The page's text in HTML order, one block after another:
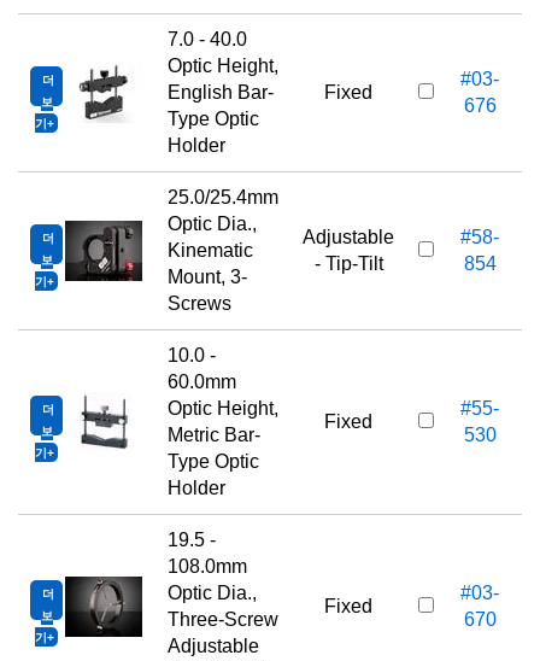
더
보
기
7.0 - 40.0
Optic Height,
English Bar-
Type Optic
Holder
Fixed
#03-
676
더
보
기
25.0/25.4mm
Optic Dia.,
Kinematic
Mount, 3-
Screws
Adjustable
- Tip-Tilt
#58-
854
더
보
기
10.0 -
60.0mm
Optic Height,
Metric Bar-
Type Optic
Holder
Fixed
#55-
530
더
보
기
19.5 -
108.0mm
Optic Dia.,
Three-Screw
Adjustable
Fixed
#03-
670